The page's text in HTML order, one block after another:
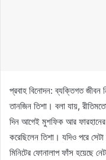
প্রবাহ বিনোদন: ব্যক্তিগত জীবন
তানজিন তিশা। বলা যায়,
দিন আগেই মুশফিক আর ফারহানের
করেছিলেন তিশা। যদিও পরে
মিনিটের ফোনালাপ ফাঁস হয়েছে